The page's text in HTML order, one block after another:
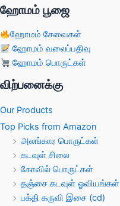
ஹோமம் பூஜை
ஹோமம் சேவைகள்
ஹோமம் வலைப்பதிவு
ஹோமம் பொருட்கள்
விற்பனைக்கு
Our Products
Top Picks from Amazon
அலங்கார பொருட்கள்
கடவுள் சிலை
கோவில் பொருட்கள்
தஞ்சை கடவுள் ஓவியங்கள்
பக்தி கருவி இசை (cd)